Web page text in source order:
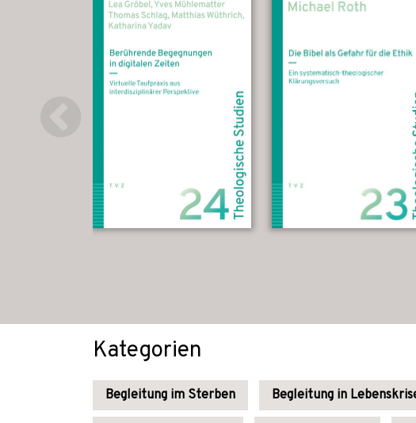
Kategorien
Begleitung im Sterben Begleitung in